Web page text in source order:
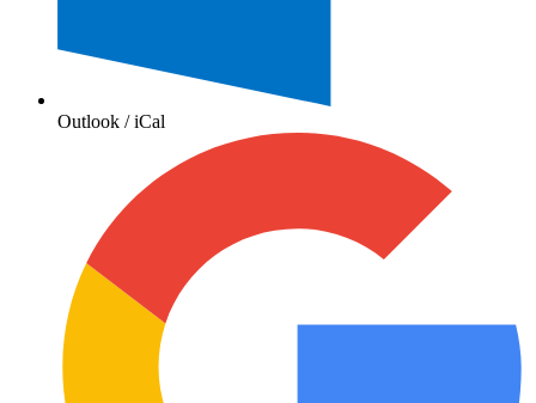
Outlook / iCal